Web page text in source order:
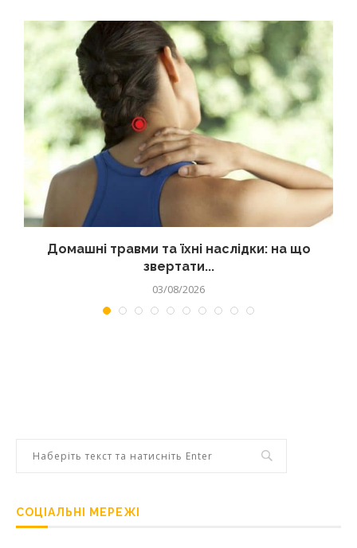
Домашні травми та їхні наслідки: на що
звертати...
03/08/2026
СОЦІАЛЬНІ МЕРЕЖІ